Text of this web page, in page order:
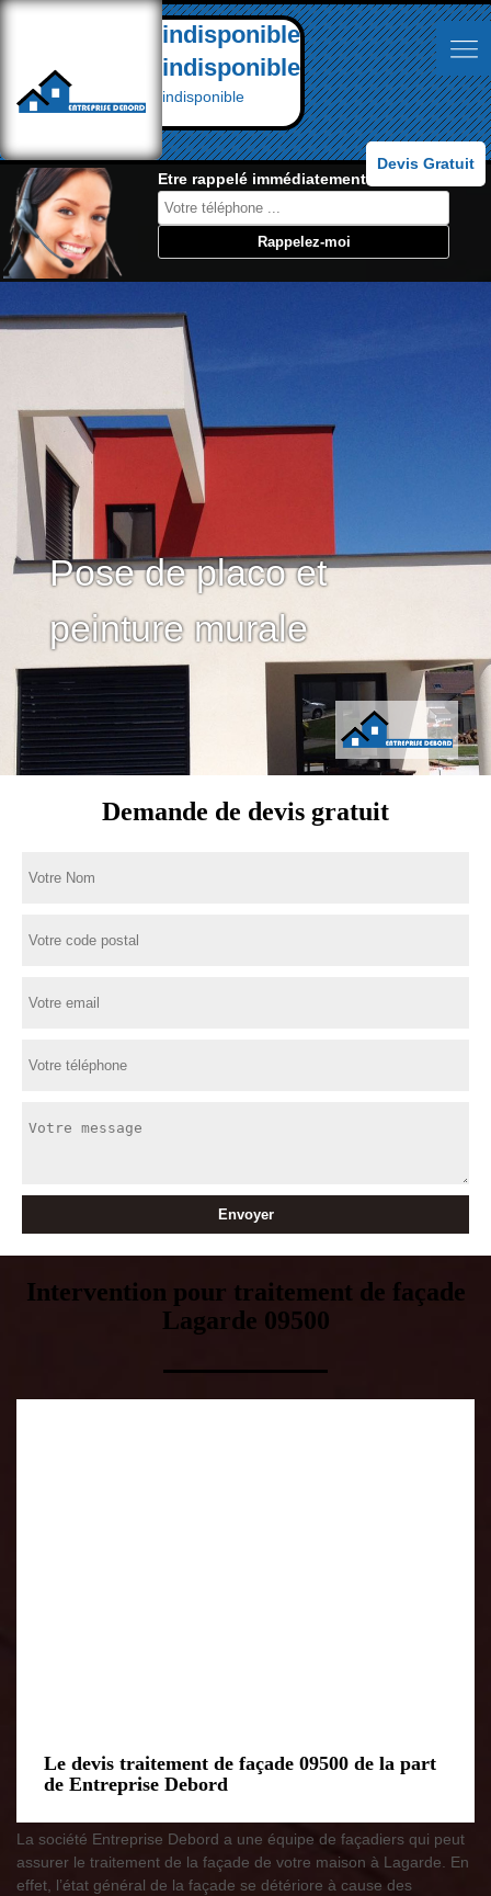
indisponible
indisponible
indisponible
Devis Gratuit
Etre rappelé immédiatement:
Pose de placo et
peinture murale
Demande de devis gratuit
Intervention pour traitement de façade
Lagarde 09500
Le devis traitement de façade 09500 de la part
de Entreprise Debord
La société Entreprise Debord a une équipe de façadiers qui peut
assurer le traitement de la façade de votre maison à Lagarde. En
effet, l’état général de la façade se détériore à cause des